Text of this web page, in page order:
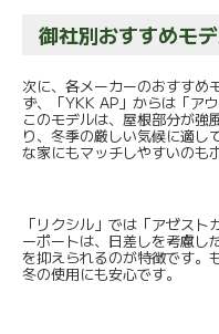
御社別おすすめモ
次に、各メーカーのおすすめ
ず、「YKK AP」からは「ア
このモデルは、屋根部分が強
り、冬季の厳しい気候に適し
な家にもマッチしやすいのも
「リクシル」では「アゼス
ーポートは、日差しを考慮し
を抑えられるのが特徴です。
冬の使用にも安心です。